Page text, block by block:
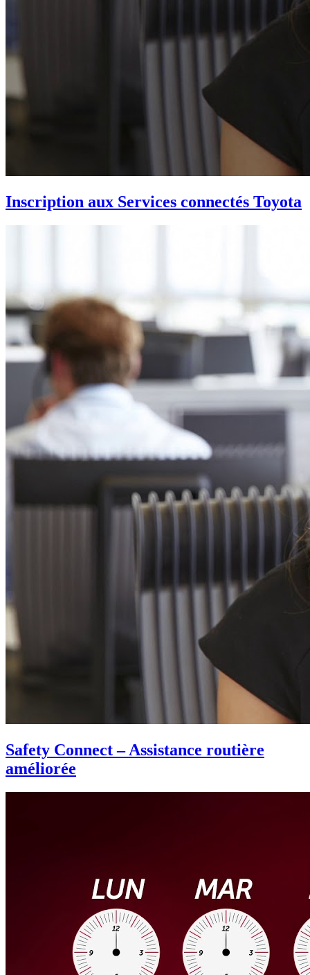
Inscription aux Services connectés Toyota
Safety Connect – Assistance routière
améliorée